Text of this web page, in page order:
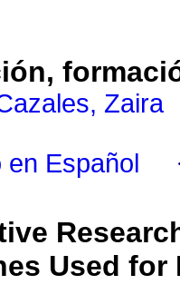
Zaira
en Español
Used for